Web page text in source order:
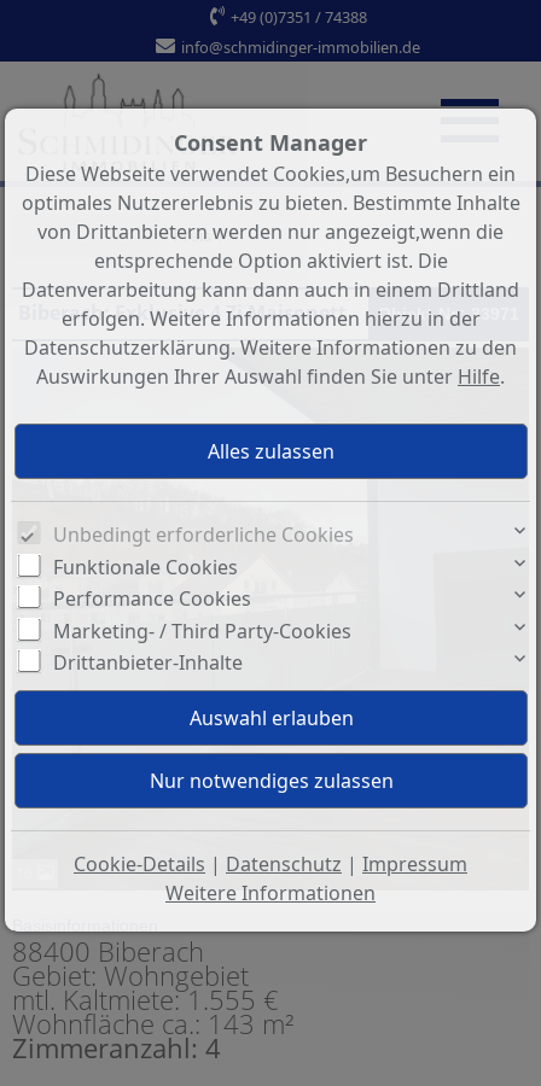
+49 (0)7351 / 74388
info@schmidinger-immobilien.de
Sortieren nach Preis ↑
Biberach: Exklusive 4 Zi Maisonette in Biberach Birkendorf Objekt-Nr.: 33971
88400 Biberach
Gebiet: Wohngebiet
mtl. Kaltmiete: 1.555 €
Wohnfläche ca.: 143 m²
Zimmeranzahl: 4
Consent Manager
Diese Webseite verwendet Cookies,um Besuchern ein
optimales Nutzererlebnis zu bieten. Bestimmte Inhalte
von Drittanbietern werden nur angezeigt,wenn die
entsprechende Option aktiviert ist. Die
Datenverarbeitung kann dann auch in einem Drittland
erfolgen. Weitere Informationen hierzu in der
Datenschutzerklärung. Weitere Informationen zu den
Auswirkungen Ihrer Auswahl finden Sie unter Hilfe.
Unbedingt erforderliche Cookies
Funktionale Cookies
Performance Cookies
Marketing- / Third Party-Cookies
Drittanbieter-Inhalte
Cookie-Details | Datenschutz | Impressum
Weitere Informationen